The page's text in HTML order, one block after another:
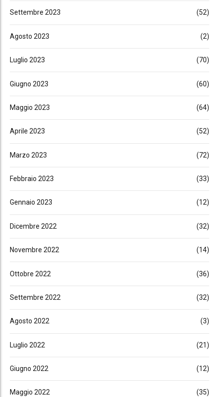
Settembre 2023 (52)
Agosto 2023 (2)
Luglio 2023 (70)
Giugno 2023 (60)
Maggio 2023 (64)
Aprile 2023 (52)
Marzo 2023 (72)
Febbraio 2023 (33)
Gennaio 2023 (12)
Dicembre 2022 (32)
Novembre 2022 (14)
Ottobre 2022 (36)
Settembre 2022 (32)
Agosto 2022 (3)
Luglio 2022 (21)
Giugno 2022 (12)
Maggio 2022 (35)